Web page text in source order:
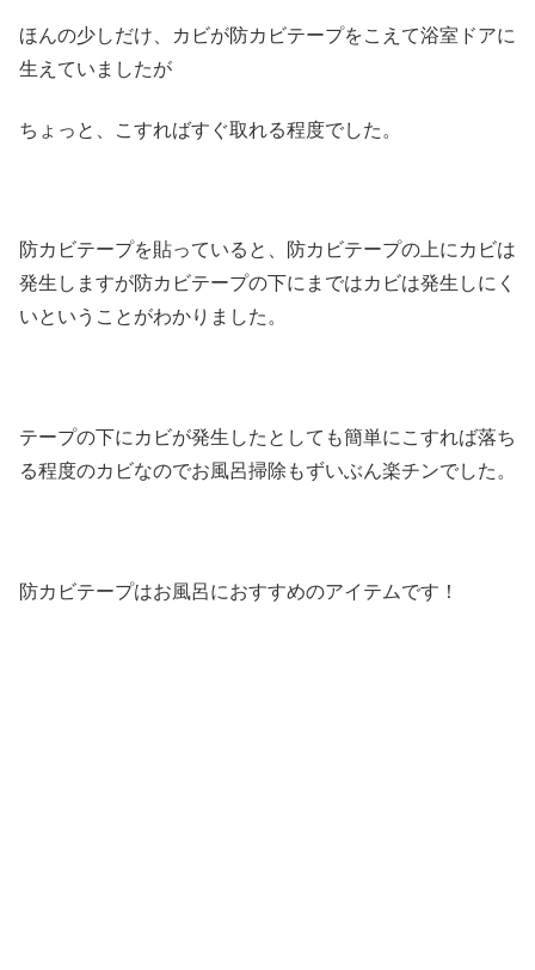
ほんの少しだけ、カビが防カビテープをこえて浴室ドアに
生えていましたが
ちょっと、こすればすぐ取れる程度でした。
防カビテープを貼っていると、防カビテープの上にカビは
発生しますが防カビテープの下にまではカビは発生しにく
いということがわかりました。
テープの下にカビが発生したとしても簡単にこすれば落ち
る程度のカビなのでお風呂掃除もずいぶん楽チンでした。
防カビテープはお風呂におすすめのアイテムです！